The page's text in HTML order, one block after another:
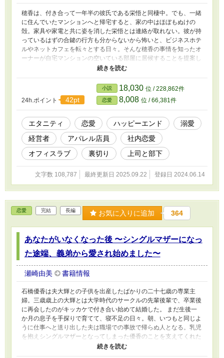
穂香は、付き合って一年半の彼氏である栄悟と同棲中。でも、一緒
に住んでいたマンションへと帰宅すると、家の中はほぼもぬけの
殻。家具や家電と共に姿を消した栄悟とは連絡が取れない。彼が持
っているはずの合鍵の行方も分からないから怖いと、ビジネスホテ
ルやネットカフェを転々とする日々。そんな穂香の事情を知ったオ
ーナーが自宅マンションの空いている部屋に居候することを提案し
てくる。一緒に住むうち、怖くて仕事に厳しい完璧イケメンで近寄
候しながら彼のフォローをしていくうちに、その意外性に惹かれて
24h.ポイント
42pt
小説 18,030 位 / 228,862件
恋愛 8,008 位 / 66,381件
エタニティ 恋愛 ハッピーエンド
溺愛
経営者
アパレル店員
社内恋愛
オフィスラブ
裏切り 上司と部下
文字数 108,787 最終更新日 2025.09.22 登録日 2024.06.14
恋愛 完結 長編 お気に入りに追加 364
あなたがいなくなった後 〜シングルマザーになっ
た途端、義弟から愛され始めました〜
瀬崎由美 書籍情報
石橋優香は夫大輝との子供を出産したばかりの二十七歳の専業主
婦。三歳歳上の大輝とは大学時代のサークルの先輩後輩で、卒業後
に再会したのがキッカケで付き合い始めて結婚した。 まだ生後一
か月の息子を手探りで育てて、寝不足の日々。朝、いつもと同じよ
うに仕事へと送り出した夫は職場での事故で帰らぬ人となる。乳児
を抱えシングルマザーとなってしまった優香のことを支えてくれた
のは、夫の弟である宏樹だった。二歳年上で公認会計士である宏樹